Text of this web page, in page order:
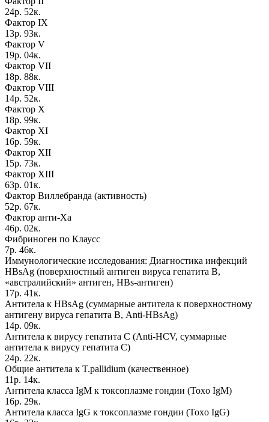
24р. 52к.
Фактор IX
13р. 93к.
Фактор V
19р. 04к.
Фактор VII
18р. 88к.
Фактор VIII
14р. 52к.
Фактор X
18р. 99к.
Фактор XI
16р. 59к.
Фактор XII
15р. 73к.
Фактор XIII
63р. 01к.
Фактор Виллебранда (активность)
52р. 67к.
Фактор анти-Ха
46р. 02к.
Фибриноген по Клаусс
7р. 46к.
Иммунологические исследования: Диагностика инфекций
НВsAg (поверхностный антиген вируса гепатита В,
«австралийский» антиген, HBs-антиген)
17р. 41к.
Антитела к НВsAg (суммарные антитела к поверхностному
антигену вируса гепатита В, Anti-HBsAg)
14р. 09к.
Антитела к вирусу гепатита С (Anti-HCV, суммарные
антитела к вирусу гепатита С)
24р. 22к.
Общие антитела к T.pallidium (качественное)
11р. 14к.
Антитела класса IgM к токсоплазме гондии (Toxo IgM)
16р. 29к.
Антитела класса IgG к токсоплазме гондии (Toxo IgG)